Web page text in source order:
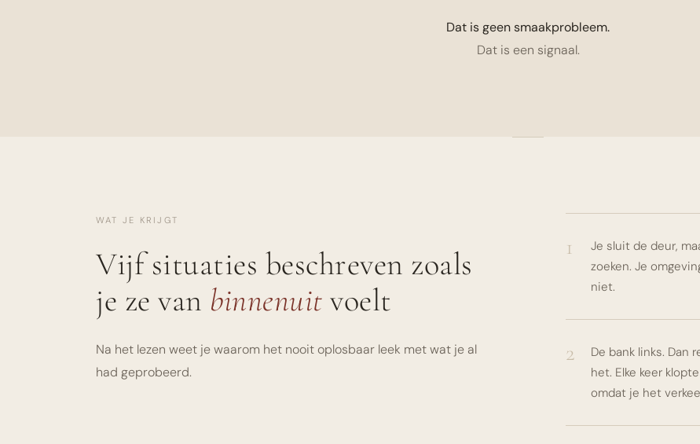
Dat is geen smaakprobleem.
Dat is een signaal.
WAT JE KRIJGT
Vijf situaties beschreven zoals
je ze van binnenuit voelt
Na het lezen weet je waarom het nooit oplosbaar leek met wat je al
had geprobeerd.
1
Je sluit de deur,
zoeken. Je
niet.
2
De bank links. Dan
het. Elke keer
omdat je het